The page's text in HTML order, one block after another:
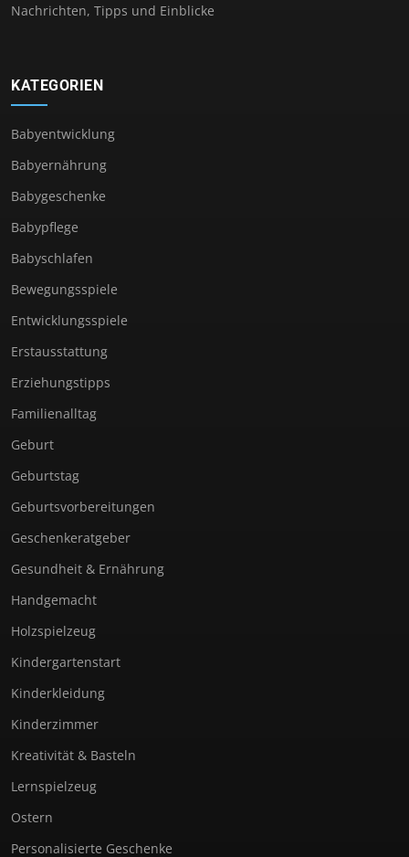
Nachrichten, Tipps und Einblicke
KATEGORIEN
Babyentwicklung
Babyernährung
Babygeschenke
Babypflege
Babyschlafen
Bewegungsspiele
Entwicklungsspiele
Erstausstattung
Erziehungstipps
Familienalltag
Geburt
Geburtstag
Geburtsvorbereitungen
Geschenkeratgeber
Gesundheit & Ernährung
Handgemacht
Holzspielzeug
Kindergartenstart
Kinderkleidung
Kinderzimmer
Kreativität & Basteln
Lernspielzeug
Ostern
Personalisierte Geschenke